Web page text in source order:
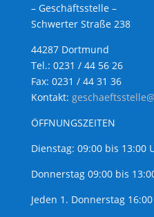
– Geschäftsstelle –
Schwerter Straße 238
44287 Dortmund
Tel.: 0231 / 44 56 26
Fax: 0231 / 44 31 36
Kontakt:
ÖFFNUNGSZEITEN
Dienstag: 09:00 bis 13:00
Donnerstag 09:00 bis
Jeden 1. Donnerstag